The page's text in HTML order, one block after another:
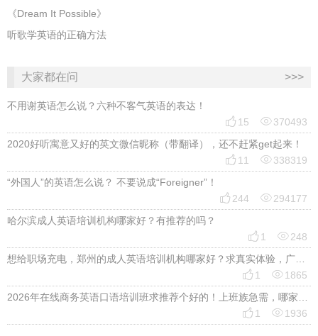
《Dream It Possible》
听歌学英语的正确方法
大家都在问 >>>
不用谢英语怎么说？六种不客气英语的表达！
 15 370493
2020好听寓意又好的英文微信昵称（带翻译），还不赶紧get起来！
 11 338319
“外国人”的英语怎么说？ 不要说成“Foreigner”！
 244 294177
哈尔滨成人英语培训机构哪家好？有推荐的吗？
 1 248
想给职场充电，郑州的成人英语培训机构哪家好？求真实体验，广告勿扰，感谢！
 1 1865
2026年在线商务英语口语培训班求推荐个好的！上班族急需，哪家好？
 1 1936